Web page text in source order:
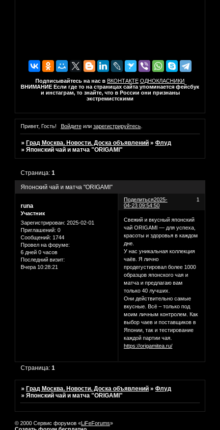
Подписывайтесь на нас в ВКОНТАКТЕ ОДНОКЛАСНИКИ
ВНИМАНИЕ Если где то на страницах сайта упоминается фейсбук
и инстаграм, то знайте, что в России они признаны
экстремистскими
Привет, Гость! Войдитеили зарегистрируйтесь.
» Град Москва. Новости. Доска объявлений »Флуд
»Японский чай и матча "ORIGAMI"
Японский чай и матча "ORIGAMI"
Страница:1
Поделиться 1
2025-
04-23 09:54:50
runa
Участник
Зарегистрирован: 2025-02-01
Приглашений: 0
Сообщений: 1744
Провел на форуме:
6 дней 0 часов
Последний визит:
Вчера 10:28:21
Свежий и вкусный японский
чай ORIGAMI — для успеха,
красоты и здоровья в каждом
дне.
У нас уникальная коллекция
чаёв. Я лично
продегустировал более 1000
образцов японского чая и
матча и предлагаю вам
только 40 лучших.
Они действительно самые
вкусные. Всё – только под
моим личным контролем. Как
выбор чаев и поставщиков в
Японии, так и тестирование
каждой партии чая.
https://origamitea.ru/
Страница:1
»Град Москва. Новости. Доска объявлений »Флуд
»Японский чай и матча "ORIGAMI"
© 2000 Сервис форумов «LiFeForums»